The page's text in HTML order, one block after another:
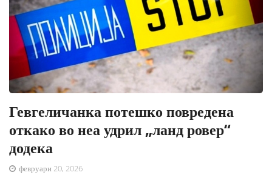
Гевгеличанка потешко повредена
откако во неа удрил „ланд ровер“
додека
февруари 20, 2026